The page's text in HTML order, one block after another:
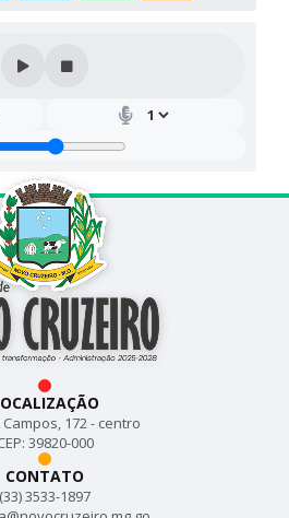
Campos, 172 - centro
39820-000
CONTATO
(33) 3533-1897